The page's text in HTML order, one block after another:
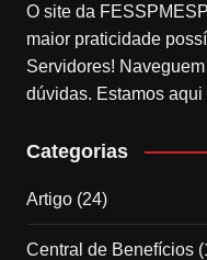
O site da
maior praticidade
Servidores!
dúvidas. Estamos
Categorias
Artigo(24)
Central de Benefícios